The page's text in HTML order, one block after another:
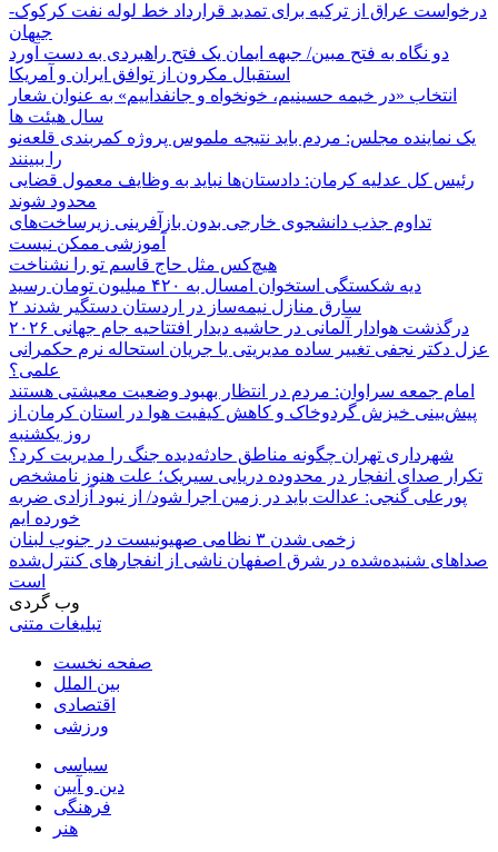
درخواست عراق از ترکیه برای تمدید قرارداد خط لوله نفت کرکوک-
جیهان
دو نگاه به فتح مبین/ جبهه ایمان یک فتح راهبردی به دست آورد
استقبال مکرون از توافق ایران و آمریکا
انتخاب «در خیمه حسینیم، خونخواه و جانفداییم» به عنوان شعار
سال هیئت ها
یک نماینده مجلس: مردم باید نتیجه ملموس پروژه کمربندی قلعه‌نو
را ببینند
رئیس کل عدلیه کرمان: دادستان‌ها نباید به وظایف معمول قضایی
محدود شوند
تداوم جذب دانشجوی خارجی بدون بازآفرینی زیرساخت‌های
آموزشی ممکن نیست
هیچ‌کس مثل حاج قاسم تو را نشناخت
دیه شکستگی استخوان امسال به ۴۲۰ میلیون تومان رسید
۲ سارق منازل نیمه‌ساز در اردستان دستگیر شدند
درگذشت هوادار آلمانی در حاشیه دیدار افتتاحیه جام جهانی ۲۰۲۶
عزل دکتر نجفی تغییر ساده مدیریتی یا جریان استحاله نرم حکمرانی
علمی؟
امام جمعه سراوان: مردم در انتظار بهبود وضعیت معیشتی هستند
پیش‌بینی خیزش گردوخاک و کاهش کیفیت هوا در استان کرمان از
روز یکشنبه
شهرداری تهران چگونه مناطق حادثه‌دیده جنگ را مدیریت کرد؟
تکرار صدای انفجار در محدوده دریایی سیریک؛ علت هنوز نامشخص
پورعلی گنجی: عدالت باید در زمین اجرا شود/ از نبود آزادی ضربه
خورده ایم
زخمی شدن ۳ نظامی صهیونیست در جنوب لبنان
صداهای شنیده‌شده در شرق اصفهان ناشی از انفجارهای کنترل‌شده
است
وب گردی
تبلیغات متنی
صفحه نخست
بین الملل
اقتصادی
ورزشی
سیاسی
دین و آیین
فرهنگی
هنر